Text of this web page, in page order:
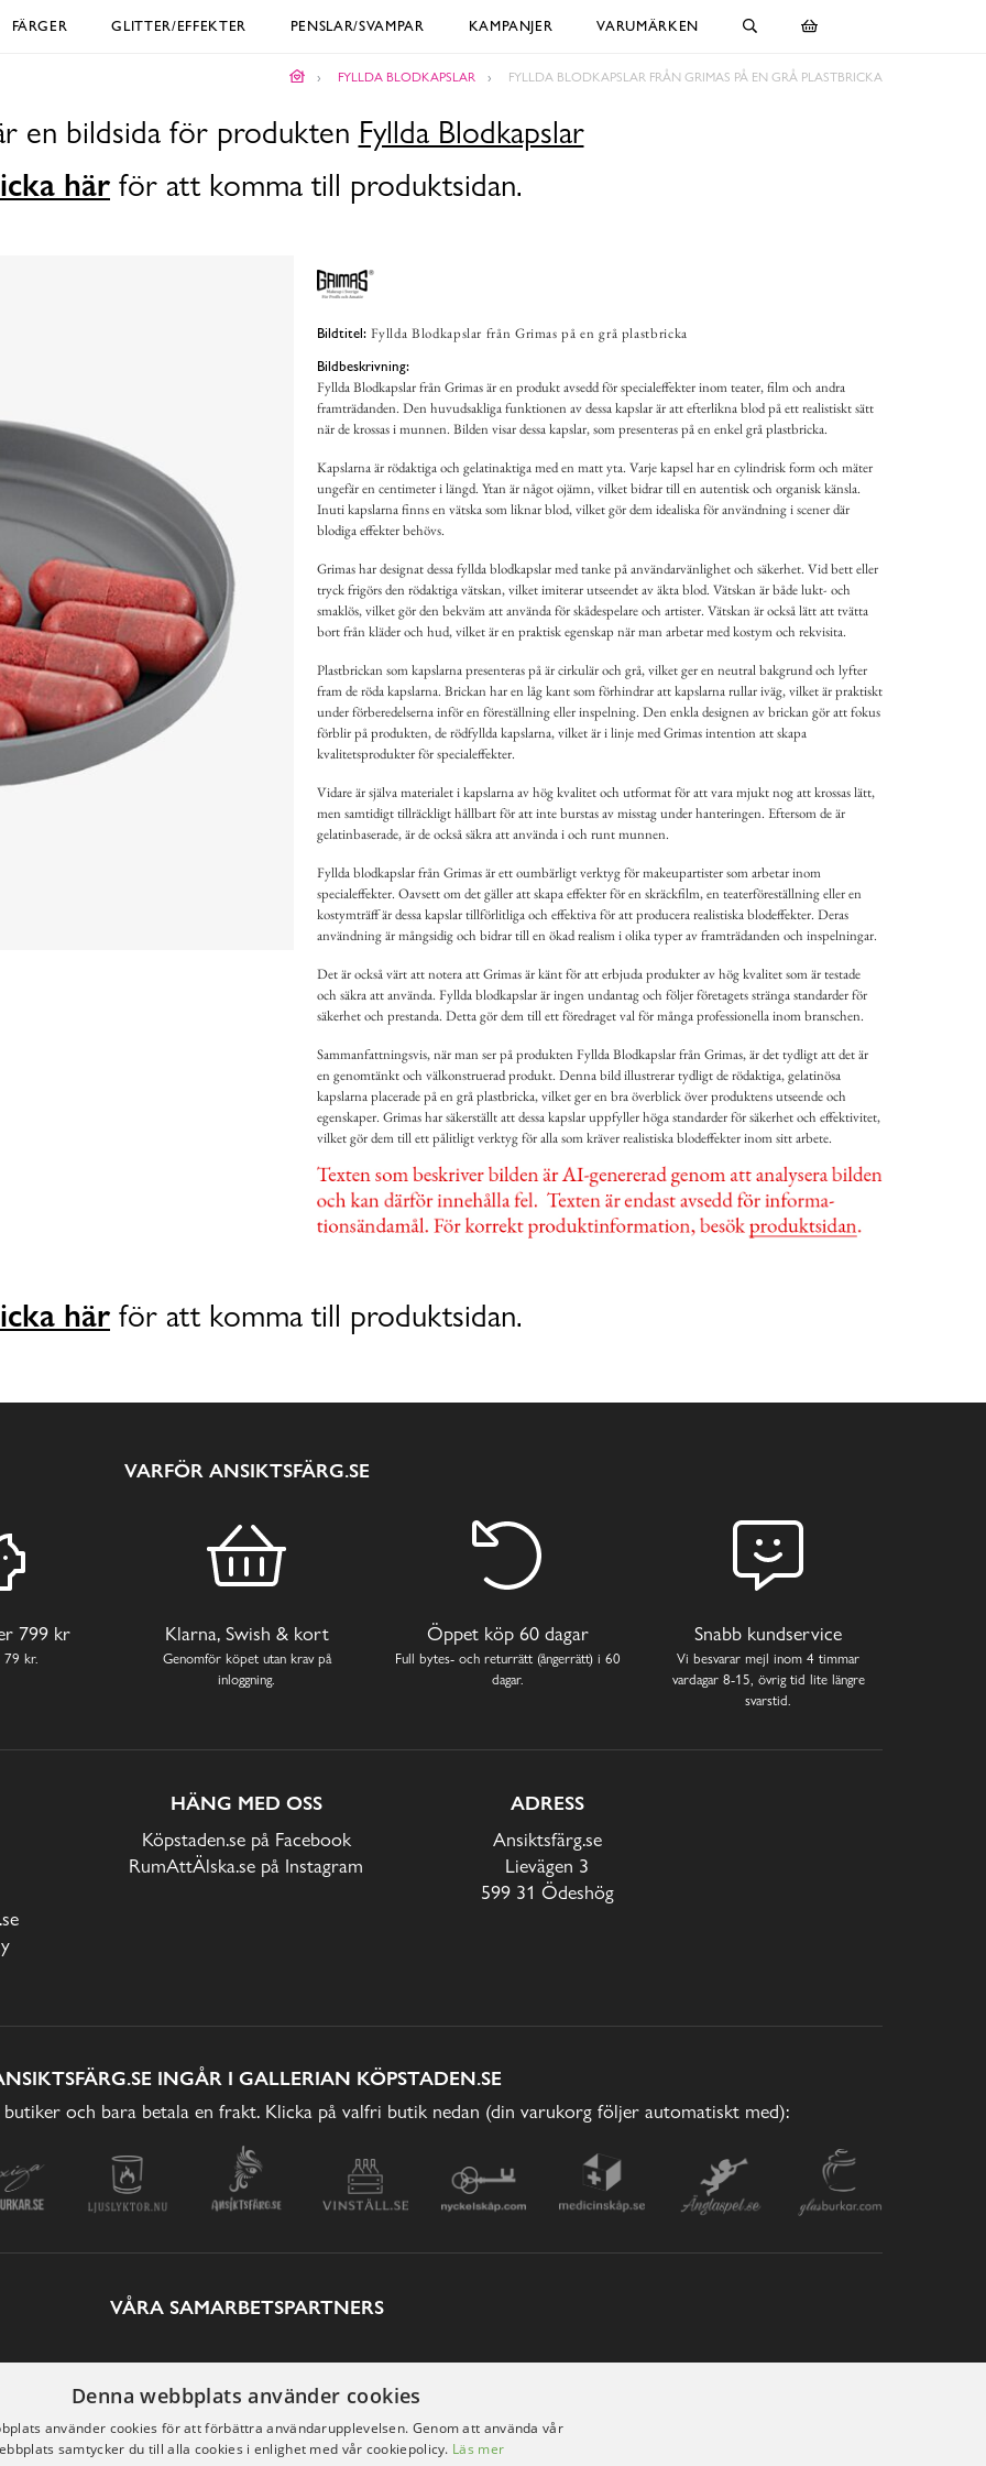
FÄRGER GLITTER/EFFEKTER PENSLAR/SVAMPAR KAMPANJER VARUMÄRKEN
FYLLDA BLODKAPSLAR FYLLDA BLODKAPSLAR FRÅN GRIMAS PÅ EN GRÅ PLASTBRICKA
en bildsida för produkten Fyllda Blodkapslar
här för att komma till produktsidan.
Bildtitel: Fyllda Blodkapslar från Grimas på en grå plastbricka
Bildbeskrivning:
Fyllda Blodkapslar från Grimas är en produkt avsedd för specialeffekter inom teater, film och andra
framträdanden. Den huvudsakliga funktionen av dessa kapslar är att efterlikna blod på ett realistiskt sätt
när de krossas i munnen. Bilden visar dessa kapslar, som presenteras på en enkel grå plastbricka.
Kapslarna är rödaktiga och gelatinaktiga med en matt yta. Varje kapsel har en cylindrisk form och mäter
ungefär en centimeter i längd. Ytan är något ojämn, vilket bidrar till en autentisk och organisk känsla.
Inuti kapslarna finns en vätska som liknar blod, vilket gör dem idealiska för användning i scener där
blodiga effekter behövs.
Grimas har designat dessa fyllda blodkapslar med tanke på användarvänlighet och säkerhet. Vid bett eller
tryck frigörs den rödaktiga vätskan, vilket imiterar utseendet av äkta blod. Vätskan är både lukt- och
smaklös, vilket gör den bekväm att använda för skådespelare och artister. Vätskan är också lätt att tvätta
bort från kläder och hud, vilket är en praktisk egenskap när man arbetar med kostym och rekvisita.
Plastbrickan som kapslarna presenteras på är cirkulär och grå, vilket ger en neutral bakgrund och lyfter
fram de röda kapslarna. Brickan har en låg kant som förhindrar att kapslarna rullar iväg, vilket är praktiskt
under förberedelserna inför en föreställning eller inspelning. Den enkla designen av brickan gör att fokus
förblir på produkten, de rödfyllda kapslarna, vilket är i linje med Grimas intention att skapa
kvalitetsprodukter för specialeffekter.
Vidare är själva materialet i kapslarna av hög kvalitet och utformat för att vara mjukt nog att krossas lätt,
men samtidigt tillräckligt hållbart för att inte burstas av misstag under hanteringen. Eftersom de är
gelatinbaserade, är de också säkra att använda i och runt munnen.
Fyllda blodkapslar från Grimas är ett oumbärligt verktyg för makeupartister som arbetar inom
specialeffekter. Oavsett om det gäller att skapa effekter för en skräckfilm, en teaterföreställning eller en
kostymträff är dessa kapslar tillförlitliga och effektiva för att producera realistiska blodeffekter. Deras
användning är mångsidig och bidrar till en ökad realism i olika typer av framträdanden och inspelningar.
Det är också värt att notera att Grimas är känt för att erbjuda produkter av hög kvalitet som är testade
och säkra att använda. Fyllda blodkapslar är ingen undantag och följer företagets stränga standarder för
säkerhet och prestanda. Detta gör dem till ett föredraget val för många professionella inom branschen.
Sammanfattningsvis, när man ser på produkten Fyllda Blodkapslar från Grimas, är det tydligt att det är
en genomtänkt och välkonstruerad produkt. Denna bild illustrerar tydligt de rödaktiga, gelatinösa
kapslarna placerade på en grå plastbricka, vilket ger en bra överblick över produktens utseende och
egenskaper. Grimas har säkerställt att dessa kapslar uppfyller höga standarder för säkerhet och effektivitet,
vilket gör dem till ett pålitligt verktyg för alla som kräver realistiska blodeffekter inom sitt arbete.
här för att komma till produktsidan.
VARFÖR ANSIKTSFÄRG.SE
799 kr
79 kr.
Klarna, Swish & kort
Genomför köpet utan krav på
inloggning.
Öppet köp 60 dagar
Full bytes- och returrätt (ångerrätt) i 60
dagar.
Snabb kundservice
Vi besvarar mejl inom 4 timmar
vardagar 8-15, övrig tid lite längre
svarstid.
HÄNG MED OSS
Köpstaden.se på Facebook
RumAttÄlska.se på Instagram
ADRESS
Ansiktsfärg.se
Lievägen 3
599 31 Ödeshög
INGÅR I GALLERIAN KÖPSTADEN.SE
och bara betala en frakt. Klicka på valfri butik nedan (din varukorg följer automatiskt med):
VÅRA SAMARBETSPARTNERS
Denna webbplats använder cookies
använder cookies för att förbättra användarupplevelsen. Genom att använda vår
samtycker du till alla cookies i enlighet med vår cookiepolicy. Läs mer